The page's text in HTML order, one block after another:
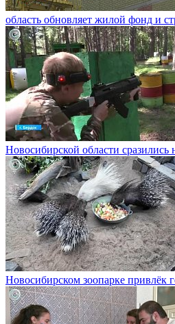
область обновляет жилой фонд и
Новосибирской области
Новосибирском зоопарке привлёк